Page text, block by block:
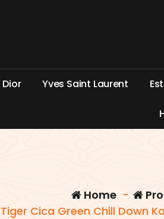
Dior Yves Saint Laurent Est
Home -
Tiger Cica Green Chill Down